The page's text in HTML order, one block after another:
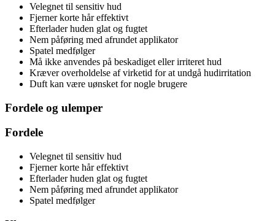
Velegnet til sensitiv hud
Fjerner korte hår effektivt
Efterlader huden glat og fugtet
Nem påføring med afrundet applikator
Spatel medfølger
Må ikke anvendes på beskadiget eller irriteret hud
Kræver overholdelse af virketid for at undgå hudirritation
Duft kan være uønsket for nogle brugere
Fordele og ulemper
Fordele
Velegnet til sensitiv hud
Fjerner korte hår effektivt
Efterlader huden glat og fugtet
Nem påføring med afrundet applikator
Spatel medfølger